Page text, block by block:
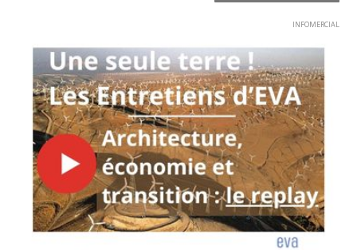
INFOMERCIAL